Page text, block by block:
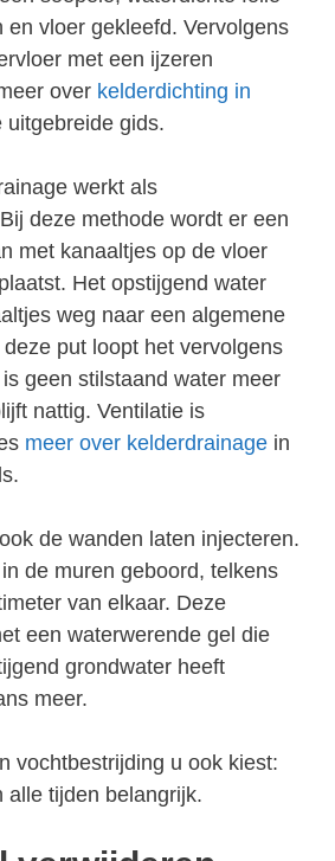
en vloer gekleefd. Vervolgens
met een ijzeren
over kelderdichting in
uitgebreide gids.
werkt als
deze methode wordt er een
met kanaaltjes op de vloer
Het opstijgend water
weg naar een algemene
put loopt het vervolgens
geen stilstaand water meer
nattig. Ventilatie is
meer over kelderdrainage in
de wanden laten injecteren.
de muren geboord, telkens
van elkaar. Deze
een waterwerende gel die
grondwater heeft
meer.
vochtbestrijding u ook kiest:
alle tijden belangrijk.